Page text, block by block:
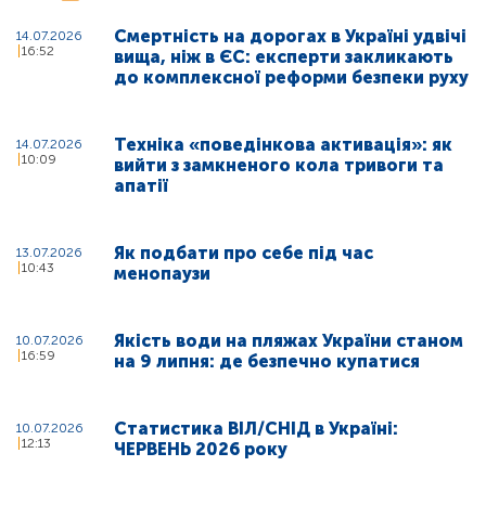
14.07.2026
16:52
Смертність на дорогах в Україні удвічі
вища, ніж в ЄС: експерти закликають
до комплексної реформи безпеки руху
14.07.2026
10:09
Техніка «поведінкова активація»: як
вийти з замкненого кола тривоги та
апатії
13.07.2026
10:43
Як подбати про себе під час
менопаузи
10.07.2026
16:59
Якість води на пляжах України станом
на 9 липня: де безпечно купатися
10.07.2026
12:13
Статистика ВІЛ/СНІД в Україні:
ЧЕРВЕНЬ 2026 року